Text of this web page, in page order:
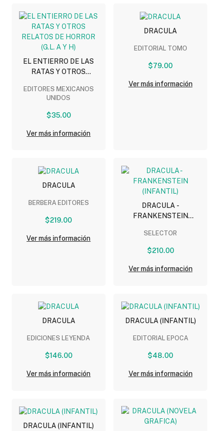
EL ENTIERRO DE LAS
RATAS Y OTROS
(G.L. A Y H)
EDITORES MEXICANOS
UNIDOS
$35.00
Ver más información
DRACULA
EDITORIAL TOMO
$79.00
Ver más información
DRACULA
BERBERA EDITORES
$219.00
Ver más información
DRACULA -
FRANKENSTEIN
SELECTOR
$210.00
Ver más información
DRACULA
EDICIONES LEYENDA
$146.00
Ver más información
DRACULA (INFANTIL)
EDITORIAL EPOCA
$48.00
Ver más información
DRACULA (INFANTIL)